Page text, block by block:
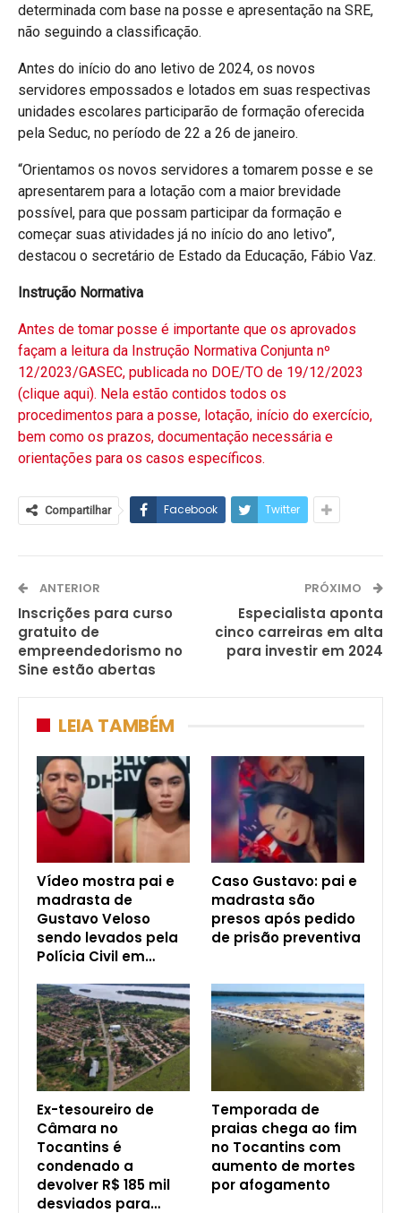
determinada com base na posse e apresentação na SRE,
não seguindo a classificação.
Antes do início do ano letivo de 2024, os novos
servidores empossados e lotados em suas respectivas
unidades escolares participarão de formação oferecida
pela Seduc, no período de 22 a 26 de janeiro.
“Orientamos os novos servidores a tomarem posse e se
apresentarem para a lotação com a maior brevidade
possível, para que possam participar da formação e
começar suas atividades já no início do ano letivo”,
destacou o secretário de Estado da Educação, Fábio Vaz.
Instrução Normativa
Antes de tomar posse é importante que os aprovados
façam a leitura da Instrução Normativa Conjunta nº
12/2023/GASEC, publicada no DOE/TO de 19/12/2023
(clique aqui). Nela estão contidos todos os
procedimentos para a posse, lotação, início do exercício,
bem como os prazos, documentação necessária e
orientações para os casos específicos.
Compartilhar Facebook Twitter
ANTERIOR
Inscrições para curso
gratuito de
empreendedorismo no
Sine estão abertas
PRÓXIMO
Especialista aponta
cinco carreiras em alta
para investir em 2024
LEIA TAMBÉM
Vídeo mostra pai e
madrasta de
Gustavo Veloso
sendo levados pela
Polícia Civil em…
Caso Gustavo: pai e
madrasta são
presos após pedido
de prisão preventiva
Ex-tesoureiro de
Câmara no
Tocantins é
condenado a
devolver R$ 185 mil
desviados para…
Temporada de
praias chega ao fim
no Tocantins com
aumento de mortes
por afogamento